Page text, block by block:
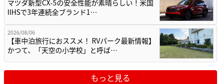
マツダ新型CX-5の安全性能が素晴らしい！米国
IIHSで3年連続全ブランド1…
2026/08/06
【車中泊旅行におススメ！ RVパーク最新情報】
かつて、「天空の小学校」と呼ば…
もっと見る